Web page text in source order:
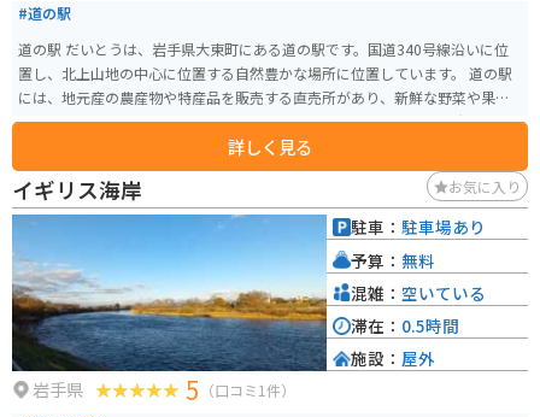
#道の駅
道の駅 だいとうは、岩手県大東町にある道の駅です。国道340号線沿いに位
置し、北上山地の中心に位置する自然豊かな場所に位置しています。 道の駅
には、地元産の農産物や特産品を販売する直売所があり、新鮮な野菜や果
物、山菜、きのこ、手作りの加工品など、地元の味が楽しめます。 大東町
は、岩手県内でも有数のそばの産地として知られており、道の駅でもそばを
使ったメニューが人気です。特産の「大東そば」は、香りが高くコシが強い
のが特徴で、そば好きにはぜひ味わっていただきたい一品です。また、地元
産の食材をふんだんに使った料理を提供するレストランもあり、郷土料理を
されており、ドライブの休憩に最適です。周辺には、温泉やキャンプ場など
の観光スポットも点在しており、自然を満喫したい方にもおすすめです。 バ
イクで訪れる方は、道の駅の駐車場は広く、バイクも駐車しやすいので安心
です。周辺の道路は、山間部を走るワインディングロードで、景色も楽しめ
ます。ただし、冬季は積雪や路面凍結の恐れがあるので注意が必要です。 大
東町周辺の観光スポットとしては、岩手県指定天然記念物で樹齢約1,000年の
詳しく見る
イギリス海岸 お気に入り
岩手県 5 （口コミ1件）
駐車： 駐車場あり
予算： 無料
混雑： 空いている
滞在： 0.5時間
施設： 屋外